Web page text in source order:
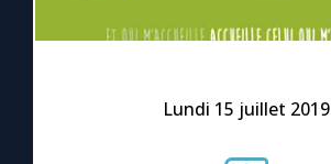
La chaîne Youtube
Lundi 15 juillet 2019